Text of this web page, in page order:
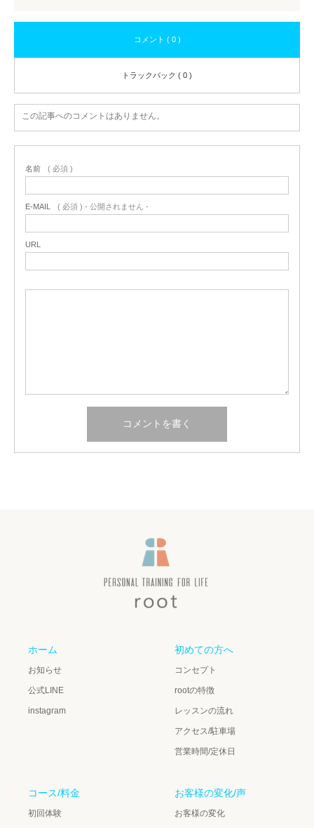
コメント ( 0 )
トラックバック ( 0 )
この記事へのコメントはありません。
名前 ( 必須 )
E-MAIL ( 必須 ) - 公開されません -
URL
ホーム
お知らせ
公式LINE
instagram
初めての方へ
コンセプト
rootの特徴
レッスンの流れ
アクセス/駐車場
営業時間/定休日
コース/料金
初回体験
お客様の変化/声
お客様の変化